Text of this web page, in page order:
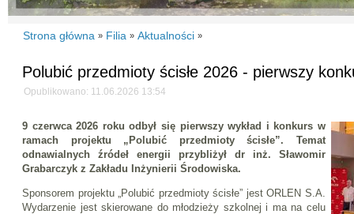
Strona główna » Filia » Aktualności »
Polubić przedmioty ścisłe 2026 - pierwszy
Opublikowano: 11.06.2026 13:54
9 czerwca 2026 roku odbył się pierwszy wykład i konkurs w
ramach projektu „Polubić przedmioty ścisłe”. Temat
odnawialnych źródeł energii przybliżył dr inż. Sławomir
Grabarczyk z Zakładu Inżynierii Środowiska.
Sponsorem projektu „Polubić przedmioty ścisłe” jest ORLEN S.A.
Wydarzenie jest skierowane do młodzieży szkolnej i ma na celu